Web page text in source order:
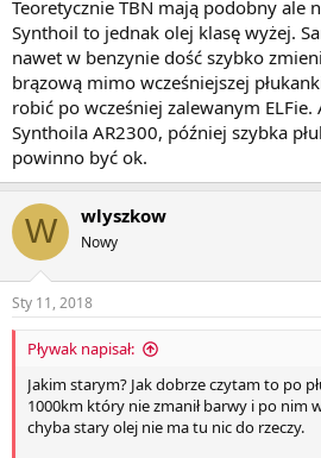
Teoretycznie TBN mają podobny ale
Synthoil to jednak olej klasę wyżej.
nawet w benzynie dość szybko
brązową mimo wcześniejszej
robić po wcześniej zalewanym
Synthoila AR2300, później szybka
powinno być ok.
W wlyszkow
Nowy
Sty 11, 2018
Pływak napisał:
Jakim starym? Jak dobrze czytam to po
1000km który nie zmanił barwy i po nim
chyba stary olej nie ma tu nic do rzeczy.